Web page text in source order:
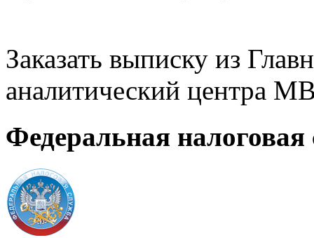
Заказать выписку из
аналитический центра
Федеральная налоговая